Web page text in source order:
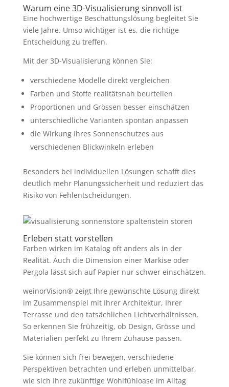
Warum eine 3D-Visualisierung sinnvoll ist
Eine hochwertige Beschattungslösung begleitet Sie
viele Jahre. Umso wichtiger ist es, die richtige
Entscheidung zu treffen.
Mit der 3D-Visualisierung können Sie:
verschiedene Modelle direkt vergleichen
Farben und Stoffe realitätsnah beurteilen
Proportionen und Grössen besser einschätzen
unterschiedliche Varianten spontan anpassen
die Wirkung Ihres Sonnenschutzes aus
verschiedenen Blickwinkeln erleben
Besonders bei individuellen Lösungen schafft dies
deutlich mehr Planungssicherheit und reduziert das
Risiko von Fehlentscheidungen.
Erleben statt vorstellen
Farben wirken im Katalog oft anders als in der
Realität. Auch die Dimension einer Markise oder
Pergola lässt sich auf Papier nur schwer einschätzen.
weinorVision® zeigt Ihre gewünschte Lösung direkt
im Zusammenspiel mit Ihrer Architektur, Ihrer
Terrasse und den tatsächlichen Lichtverhältnissen.
So erkennen Sie frühzeitig, ob Design, Grösse und
Materialien perfekt zu Ihrem Zuhause passen.
Sie können sich frei bewegen, verschiedene
Perspektiven betrachten und erleben unmittelbar,
wie sich Ihre zukünftige Wohlfühloase im Alltag